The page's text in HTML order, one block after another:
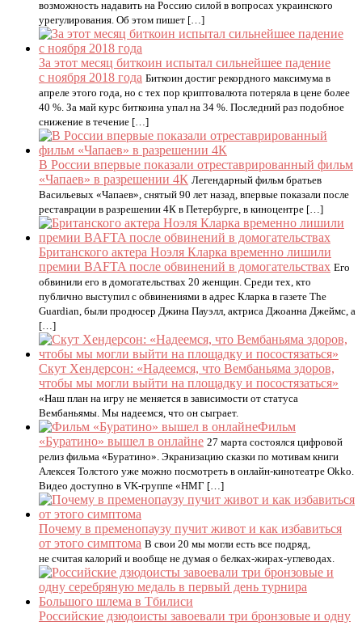
возможность надавить на Россию силой в вопросах украинского
урегулирования. Об этом пишет […]
За этот месяц биткоин испытал сильнейшее падение
с ноября 2018 года Биткоин достиг рекордного максимума в
апреле этого года, но с тех пор криптовалюта потеряла в цене более
40 %. За май курс биткоина упал на 34 %. Последний раз подобное
снижение в течение […]
В России впервые показали отреставрированный фильм
«Чапаев» в разрешении 4К Легендарный фильм братьев
Васильевых «Чапаев», снятый 90 лет назад, впервые показали после
реставрации в разрешении 4К в Петербурге, в киноцентре […]
Британского актера Ноэля Кларка временно лишили
премии BAFTA после обвинений в домогательствах Его
обвинили его в домогательствах 20 женщин. Среди тех, кто
публично выступил с обвинениями в адрес Кларка в газете The
Guardian, были продюсер Джина Пауэлл, актриса Джоанна Джеймс, а
[…]
Скут Хендерсон: «Надеемся, что Вембаньяма здоров,
чтобы мы могли выйти на площадку и посостязаться»
«Наш план на игру не меняется в зависимости от статуса
Вембаньямы. Мы надеемся, что он сыграет.
Фильм
«Буратино» вышел в онлайне 27 марта состоялся цифровой
релиз фильма «Буратино». Экранизацию сказки по мотивам книги
Алексея Толстого уже можно посмотреть в онлайн-кинотеатре Okko.
Видео доступно в VK-группе «НМГ […]
Почему в пременопаузу пучит живот и как избавиться
от этого симптома В свои 20 мы могли есть все подряд,
не считая калорий и вообще не думая о белках-жирах-углеводах.
Российские дзюдоисты завоевали три бронзовые и одну